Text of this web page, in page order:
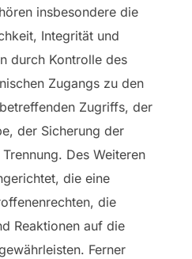
insbesondere die
Integrität und
durch Kontrolle des
Zugangs zu den
Zugriffs, der
der Sicherung der
Des Weiteren
die eine
die
Reaktionen auf die
Ferner